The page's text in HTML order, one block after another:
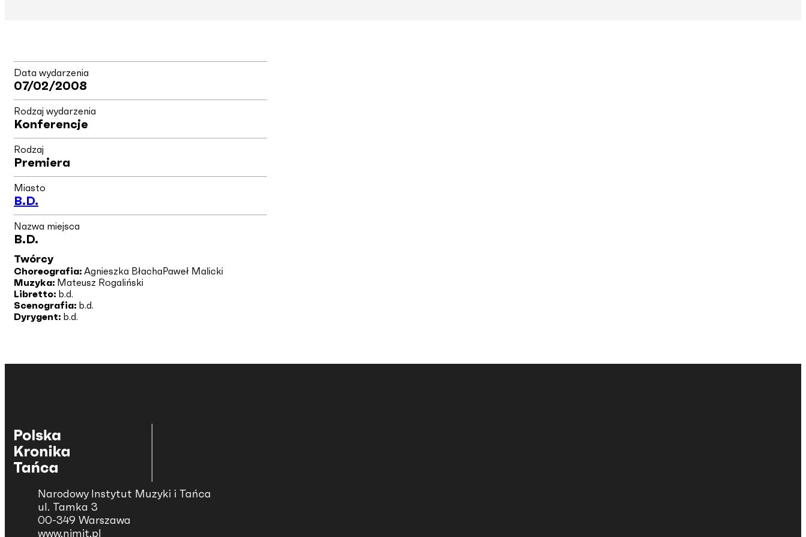
Data wydarzenia
07/02/2008
Rodzaj wydarzenia
Konferencje
Rodzaj
Premiera
Miasto
B.d.
Nazwa miejsca
B.d.
Twórcy
Choreografia: Agnieszka Błacha Paweł Malicki
Muzyka: Mateusz Rogaliński
Libretto: b.d.
Scenografia: b.d.
Dyrygent: b.d.
Narodowy Instytut Muzyki i Tańca
ul. Tamka 3
00-349 Warszawa
www.nimit.pl